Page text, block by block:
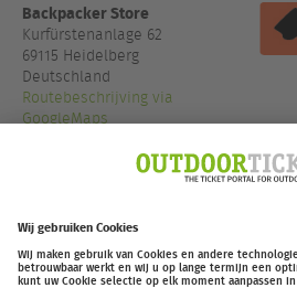
Backpacker Store
Kurfürstenanlage 62
69115 Heidelberg
Deutschland
Routebeschrijving via
GoogleMaps
+49 6221 65019 65
www.backpacker-store.d...